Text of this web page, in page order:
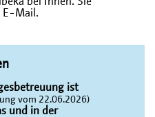
E-Mail.
ist
vom 22.06.2026)
und in der